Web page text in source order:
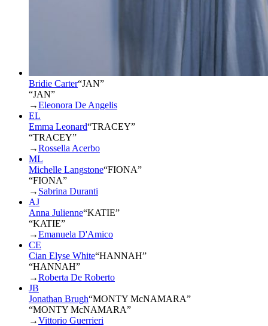
Bridie Carter“JAN”
“JAN”
→Eleonora De Angelis
EL
Emma Leonard“TRACEY”
“TRACEY”
→Rossella Acerbo
ML
Michelle Langstone“FIONA”
“FIONA”
→ Sabrina Duranti
AJ
Anna Julienne“KATIE”
“KATIE”
→Emanuela D'Amico
CE
Cian Elyse White“HANNAH”
“HANNAH”
→Roberta De Roberto
JB
Jonathan Brugh“MONTY McNAMARA”
“MONTY McNAMARA”
→Vittorio Guerrieri